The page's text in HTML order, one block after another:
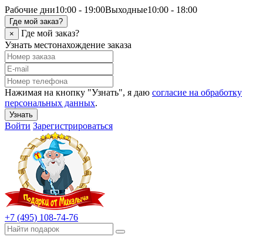
Рабочие дни10:00 - 19:00Выходные10:00 - 18:00
Где мой заказ?
×
Где мой заказ?
Узнать местонахождение заказа
Нажимая на кнопку "Узнать", я даю согласие на обработку
персональных данных.
Узнать
Войти Зарегистрироваться
+7 (495) 108-74-76